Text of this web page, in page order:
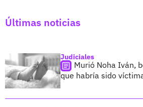
Últimas noticias
Judiciales
Murió Noha Iván,
que habría sido